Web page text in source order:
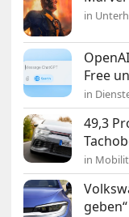
in
Free
in
49,3
in
geben“